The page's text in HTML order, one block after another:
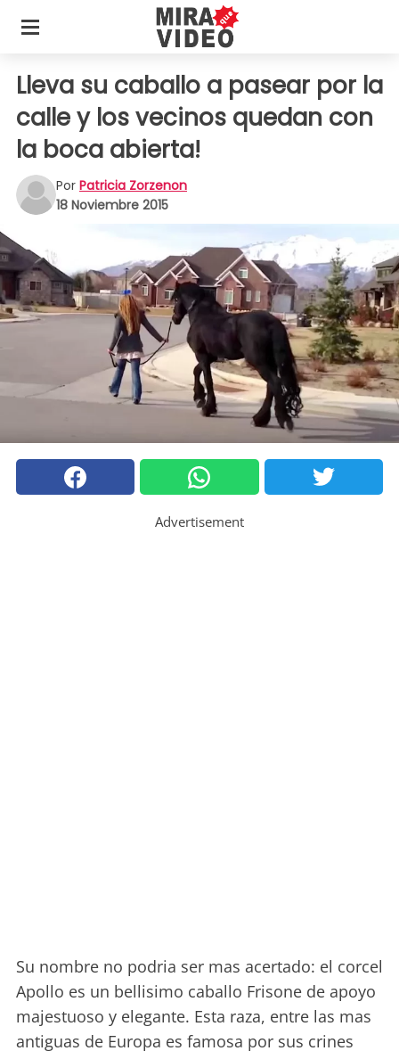
Lleva su caballo a pasear por la
calle y los vecinos quedan con
la boca abierta!
Por Patricia Zorzenon
18 Noviembre 2015
Advertisement
Su nombre no podria ser mas acertado: el corcel
Apollo es un bellisimo caballo Frisone de apoyo
majestuoso y elegante. Esta raza, entre las mas
antiguas de Europa es famosa por sus crines